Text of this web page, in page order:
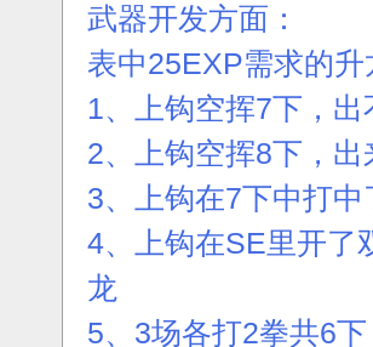
武器开发方面：
表中25EXP需求的
1、上钩空挥7下，出
2、上钩空挥8下，出
3、上钩在7下中打
4、上钩在SE里开了
龙
5、3场各打2拳共6